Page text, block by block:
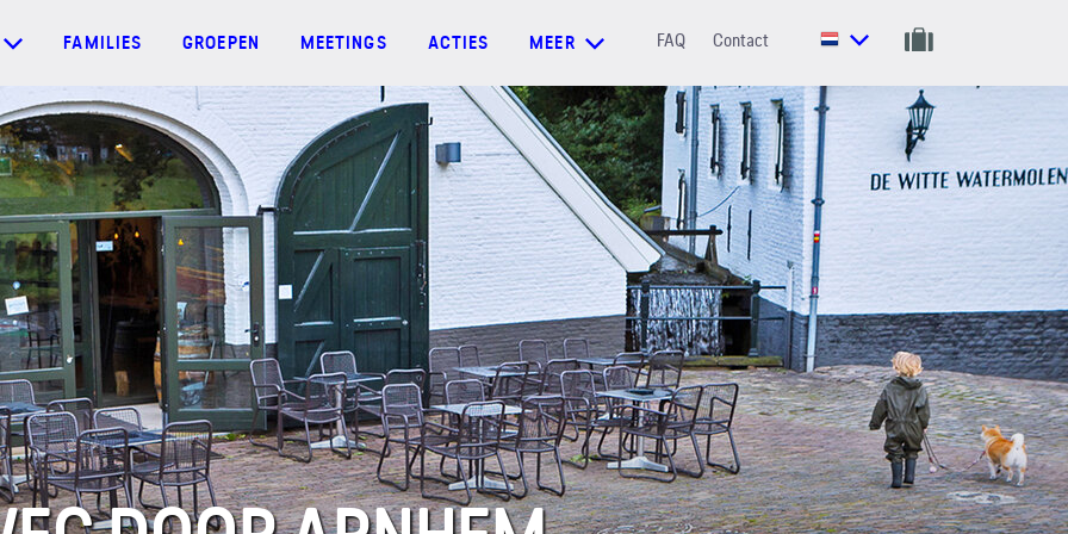
FAMILIES GROEPEN MEETINGS ACTIES MEER FAQ Contact